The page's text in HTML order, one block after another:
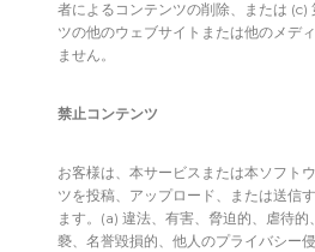
者によるコンテンツの削除、または (c)
ツの他のウェブサイトまたは他のメデ
ません。
禁止コンテンツ
お客様は、本サービスまたは本ソフト
ツを投稿、アップロード、または送信
ます。(a) 違法、有害、脅迫的、虐待
褻、名誉毀損的、他人のプライバシー